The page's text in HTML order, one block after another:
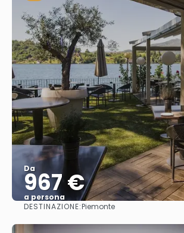
Da
967 €
a persona
DESTINAZIONE:Piemonte